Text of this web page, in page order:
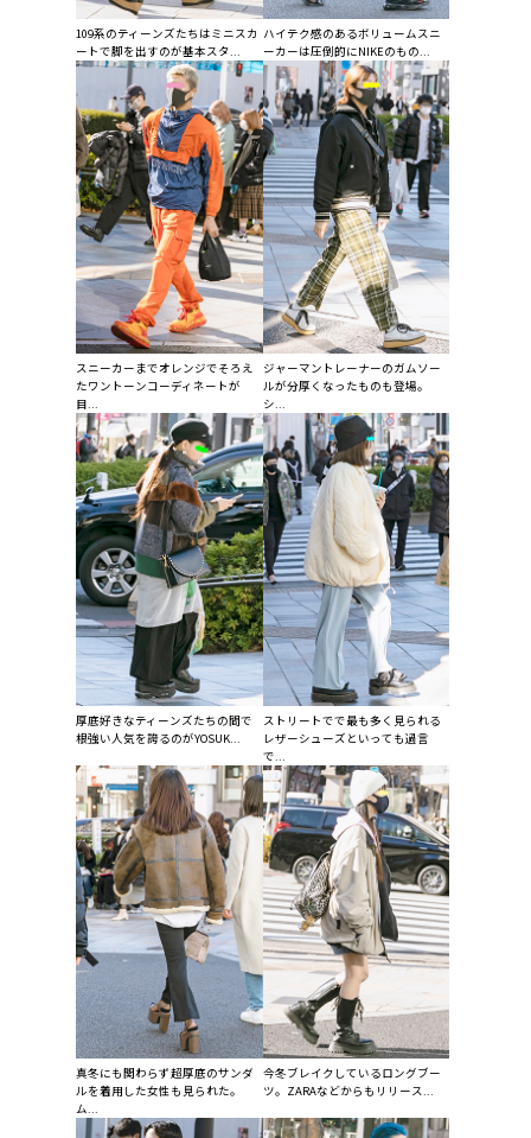
109系のティーンズたちはミニスカ
ートで脚を出すのが基本スタ...
ハイテク感のあるボリュームスニ
ーカーは圧倒的にNIKEのもの...
スニーカーまでオレンジでそろえ
たワントーンコーディネートが
目...
ジャーマントレーナーのガムソー
ルが分厚くなったものも登場。
シ...
厚底好きなティーンズたちの間で
根強い人気を誇るのがYOSUK...
ストリートでで最も多く見られる
レザーシューズといっても過言
で...
真冬にも関わらず超厚底のサンダ
ルを着用した女性も見られた。
ム...
今冬ブレイクしているロングブー
ツ。ZARAなどからもリリース...